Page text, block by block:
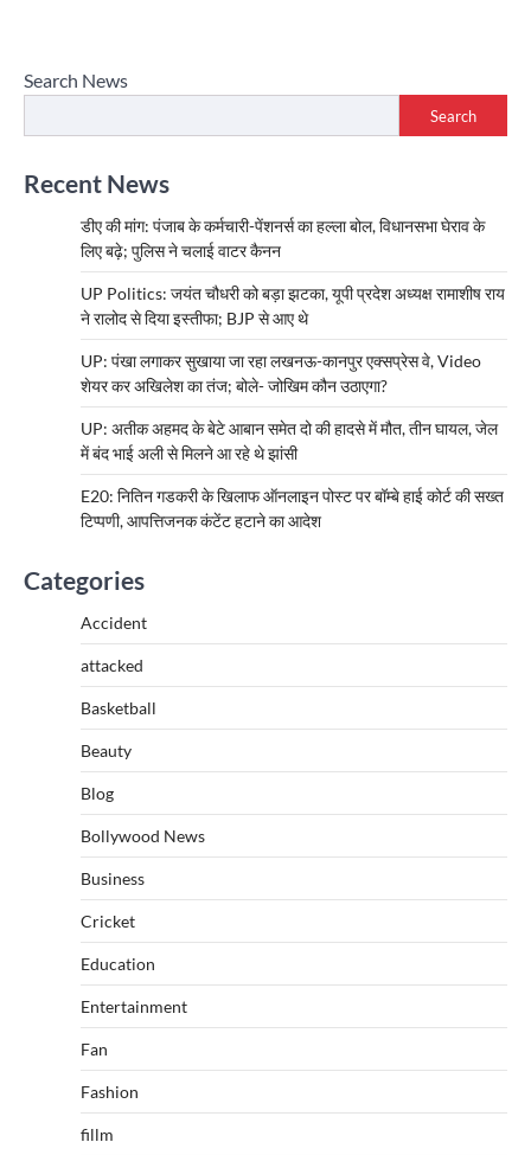
Search News
Search
Recent News
डीए की मांग: पंजाब के कर्मचारी-पेंशनर्स का हल्ला बोल, विधानसभा घेराव के
लिए बढ़े; पुलिस ने चलाई वाटर कैनन
UP Politics: जयंत चौधरी को बड़ा झटका, यूपी प्रदेश अध्यक्ष रामाशीष राय
ने रालोद से दिया इस्तीफा; BJP से आए थे
UP: पंखा लगाकर सुखाया जा रहा लखनऊ-कानपुर एक्सप्रेस वे, Video
शेयर कर अखिलेश का तंज; बोले- जोखिम कौन उठाएगा?
UP: अतीक अहमद के बेटे आबान समेत दो की हादसे में मौत, तीन घायल, जेल
में बंद भाई अली से मिलने आ रहे थे झांसी
E20: नितिन गडकरी के खिलाफ ऑनलाइन पोस्ट पर बॉम्बे हाई कोर्ट की सख्त
टिप्पणी, आपत्तिजनक कंटेंट हटाने का आदेश
Categories
Accident
attacked
Basketball
Beauty
Blog
Bollywood News
Business
Cricket
Education
Entertainment
Fan
Fashion
fillm